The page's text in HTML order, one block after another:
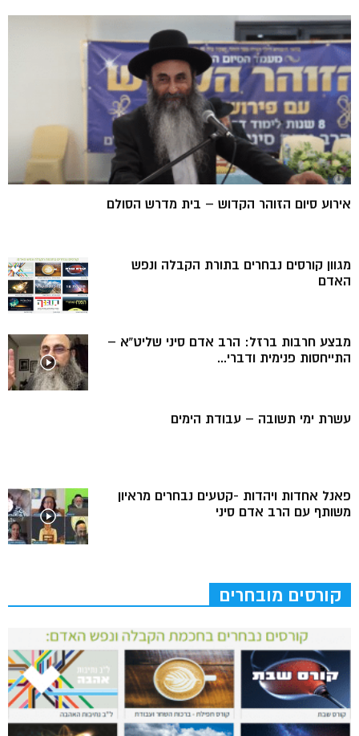
אירוע סיום הזוהר הקדוש – בית מדרש הסולם
מגוון קורסים נבחרים בתורת הקבלה ונפש
האדם
מבצע חרבות ברזל: הרב אדם סיני שליט”א –
התייחסות פנימית ודברי...
עשרת ימי תשובה – עבודת הימים
פאנל אחדות ויהדות -קטעים נבחרים מראיון
משותף עם הרב אדם סיני
קורסים מובחרים